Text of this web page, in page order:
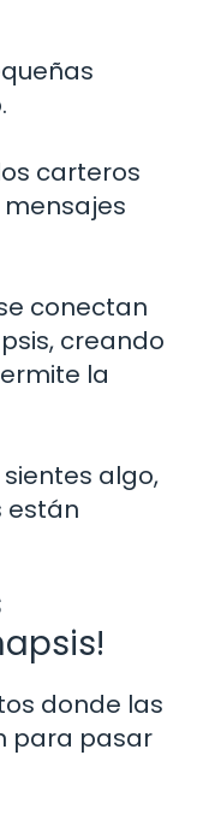
carteros
conectan
creando
la
algo,
están
donde las
para pasar